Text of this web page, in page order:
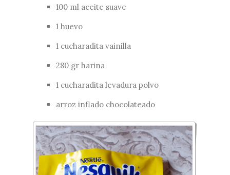
100 ml aceite suave
1 huevo
1 cucharadita vainilla
280 gr harina
1 cucharadita levadura polvo
arroz inflado chocolateado